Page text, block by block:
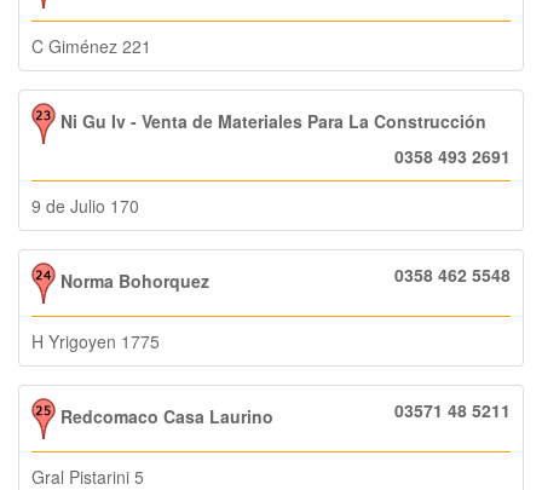
C Giménez 221
Ni Gu Iv - Venta de Materiales Para La Construcción
0358 493 2691
9 de Julio 170
Norma Bohorquez 0358 462 5548
H Yrigoyen 1775
Redcomaco Casa Laurino 03571 48 5211
Gral Pistarini 5